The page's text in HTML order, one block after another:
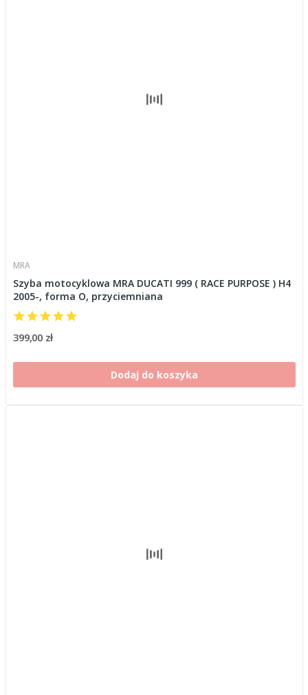
MRA
Szyba motocyklowa MRA DUCATI 999 ( RACE PURPOSE ) H4
2005-, forma O, przyciemniana
399,00 zł
Dodaj do koszyka